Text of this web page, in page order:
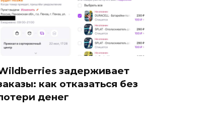
задерживает
как отказаться без
денег